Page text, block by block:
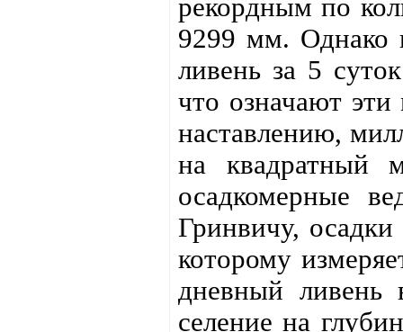
рекордным по
9299 мм. Однако
ливень за 5
что означают
наставлению,
на квадратный
осадкомерные
Гринвичу,
которому
дневный
селение на